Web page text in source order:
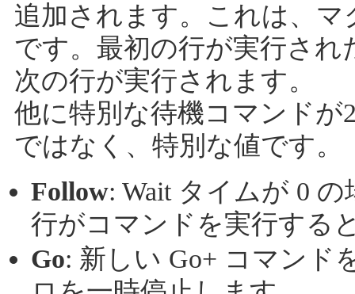
追加されます。これは、
です。最初の行が実行さ
次の行が実行されます。
他に特別な待機コマンド
ではなく、特別な値です。
Follow: Wait タイムが 0
行がコマンドを実行する
Go: 新しい Go+ コマンド